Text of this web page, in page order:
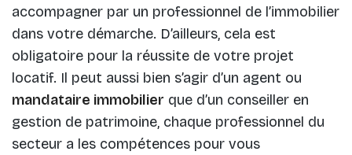
accompagner par un professionnel de l’immobilier
dans votre démarche. D’ailleurs, cela est
obligatoire pour la réussite de votre projet
locatif. Il peut aussi bien s’agir d’un agent ou
mandataire immobilier que d’un conseiller en
gestion de patrimoine, chaque professionnel du
secteur a les compétences pour vous